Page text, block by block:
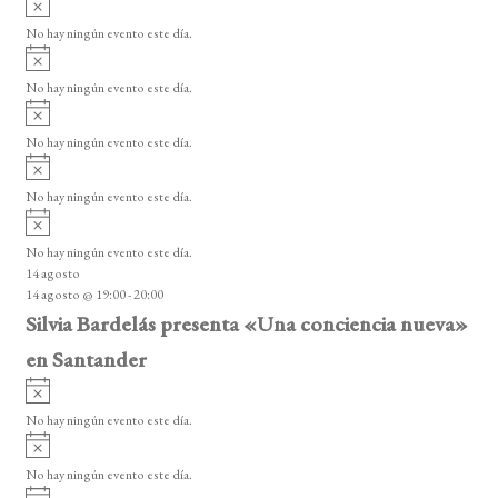
n
t
o
s
o
v
i
o
No hay ningún evento este día.
A
v
i
o
No hay ningún evento este día.
A
v
i
o
No hay ningún evento este día.
A
v
i
o
No hay ningún evento este día.
A
v
i
s
o
No hay ningún evento este día.
14 agosto
14 agosto @ 19:00-20:00
Silvia Bardelás presenta «Una conciencia nueva»
en Santander
A
v
i
o
No hay ningún evento este día.
A
v
i
No hay ningún evento este día.
A